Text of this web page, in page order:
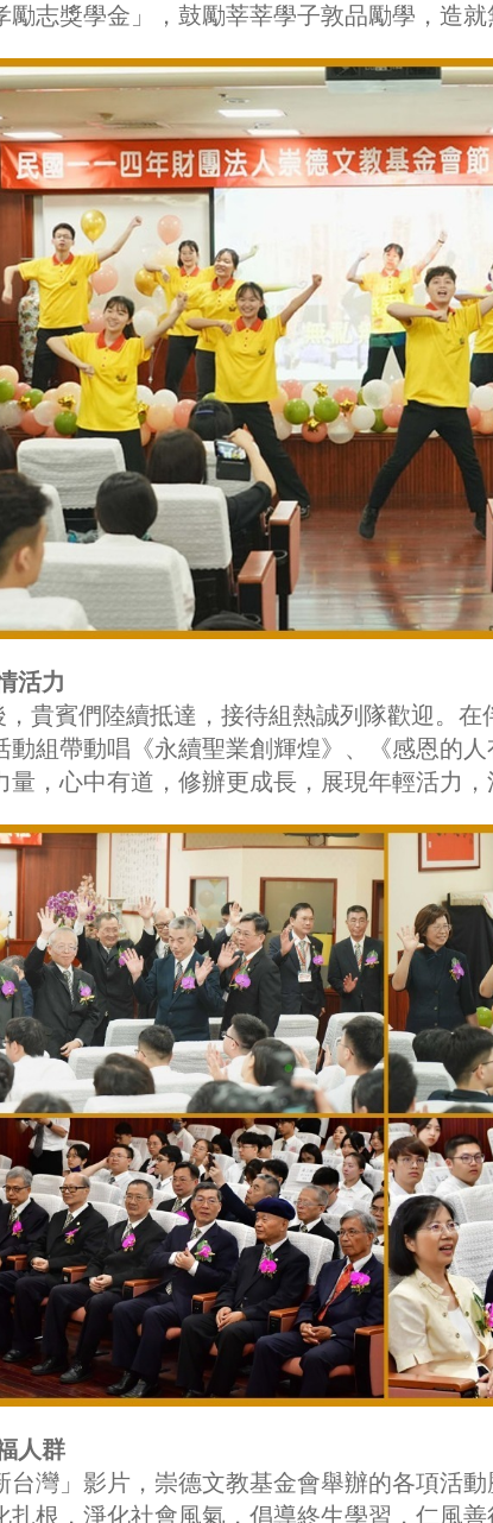
勵志獎學金」，鼓勵莘莘學子敦品勵學，造就
活力
，貴賓們陸續抵達，接待組熱誠列隊歡迎。
動組帶動唱《永續聖業創輝煌》、《感恩的
量，心中有道，修辦更成長，展現年輕活力，
人群
台灣」影片，崇德文教基金會舉辦的各項活
扎根，淨化社會風氣，倡導終生學習，仁風善